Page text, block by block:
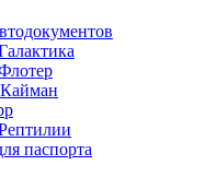
паспорта